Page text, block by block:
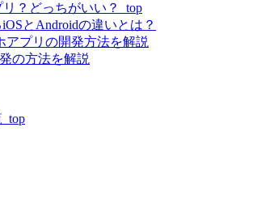
？どっちがいい？_top
とAndroidの違いとは？
アプリの開発方法を解説
の方法を解説